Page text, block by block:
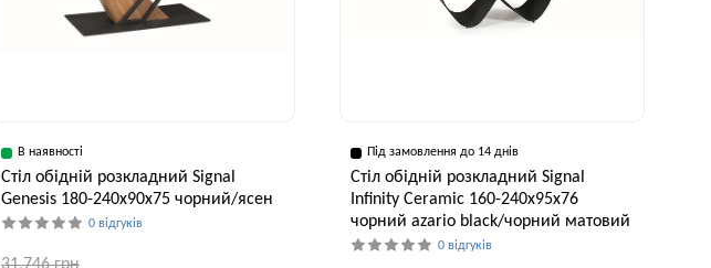
В наявності
Стіл обідній розкладний Signal
Genesis 180-240x90x75 чорний/ясен
0 відгуків
Під замовлення до 14 днів
Стіл обідній розкладний Signal
Infinity Ceramic 160-240x95x76
чорний azario black/чорний матовий
0 відгуків